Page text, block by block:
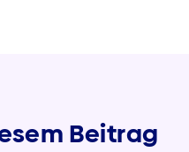
Beitrag